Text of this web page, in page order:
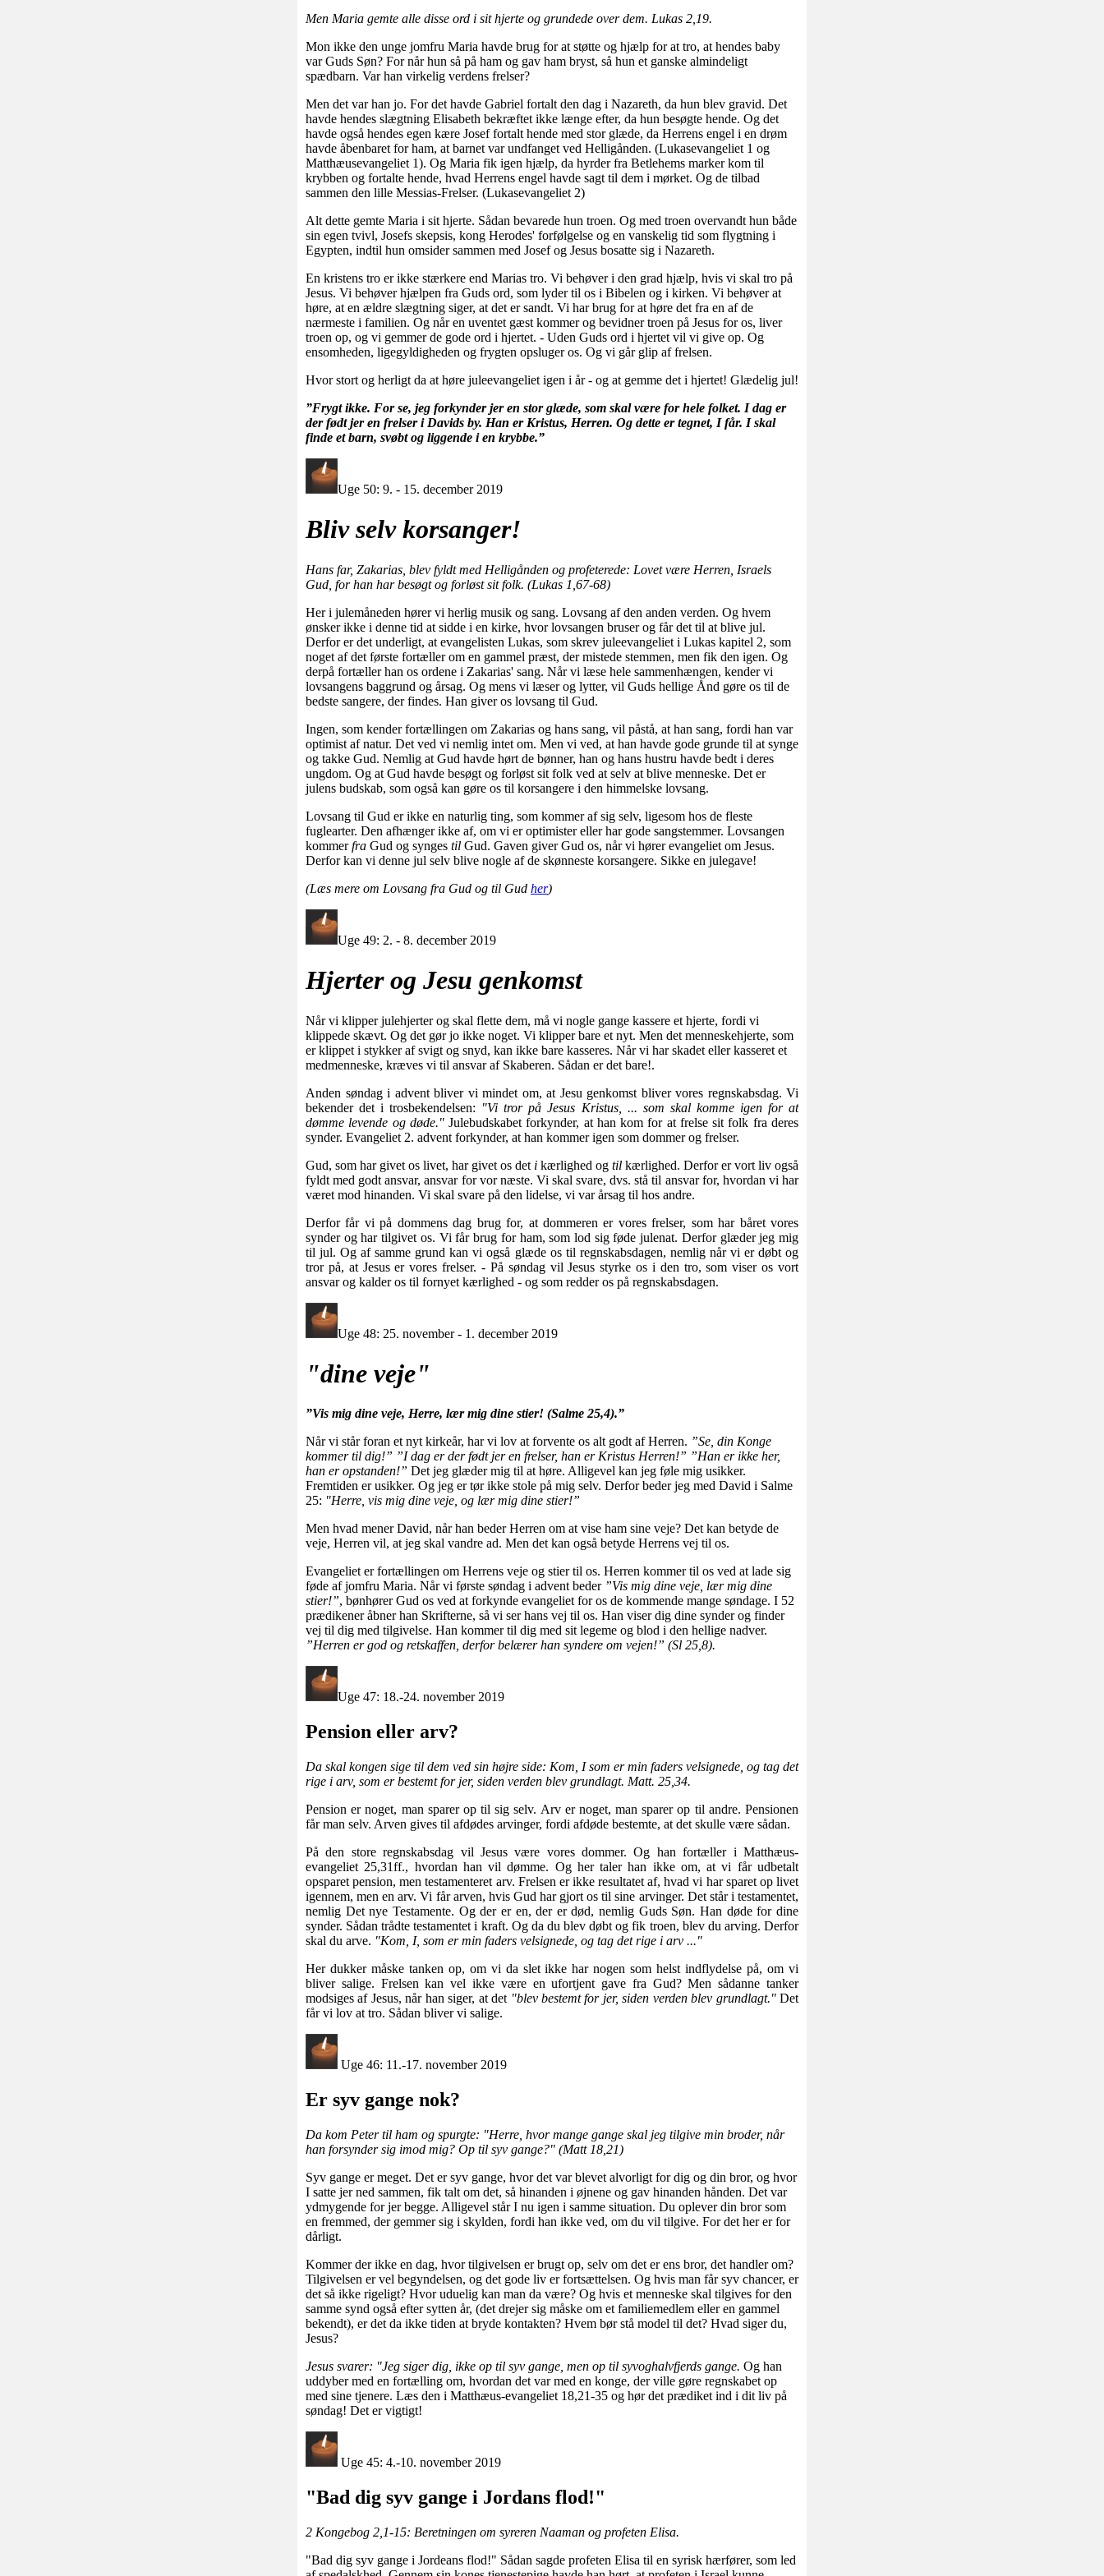
Men Maria gemte alle disse ord i sit hjerte og grundede over dem. Lukas 2,19.
Mon ikke den unge jomfru Maria havde brug for at støtte og hjælp for at tro, at hendes baby
var Guds Søn? For når hun så på ham og gav ham bryst, så hun et ganske almindeligt
spædbarn. Var han virkelig verdens frelser?
Men det var han jo. For det havde Gabriel fortalt den dag i Nazareth, da hun blev gravid. Det
havde hendes slægtning Elisabeth bekræftet ikke længe efter, da hun besøgte hende. Og det
havde også hendes egen kære Josef fortalt hende med stor glæde, da Herrens engel i en drøm
havde åbenbaret for ham, at barnet var undfanget ved Helligånden. (Lukasevangeliet 1 og
Matthæusevangeliet 1). Og Maria fik igen hjælp, da hyrder fra Betlehems marker kom til
krybben og fortalte hende, hvad Herrens engel havde sagt til dem i mørket. Og de tilbad
sammen den lille Messias-Frelser. (Lukasevangeliet 2)
Alt dette gemte Maria i sit hjerte. Sådan bevarede hun troen. Og med troen overvandt hun både
sin egen tvivl, Josefs skepsis, kong Herodes' forfølgelse og en vanskelig tid som flygtning i
Egypten, indtil hun omsider sammen med Josef og Jesus bosatte sig i Nazareth.
En kristens tro er ikke stærkere end Marias tro. Vi behøver i den grad hjælp, hvis vi skal tro på
Jesus. Vi behøver hjælpen fra Guds ord, som lyder til os i Bibelen og i kirken. Vi behøver at
høre, at en ældre slægtning siger, at det er sandt. Vi har brug for at høre det fra en af de
nærmeste i familien. Og når en uventet gæst kommer og bevidner troen på Jesus for os, liver
troen op, og vi gemmer de gode ord i hjertet. - Uden Guds ord i hjertet vil vi give op. Og
ensomheden, ligegyldigheden og frygten opsluger os. Og vi går glip af frelsen.
Hvor stort og herligt da at høre juleevangeliet igen i år - og at gemme det i hjertet! Glædelig jul!
”Frygt ikke. For se, jeg forkynder jer en stor glæde, som skal være for hele folket. I dag er
der født jer en frelser i Davids by. Han er Kristus, Herren. Og dette er tegnet, I får. I skal
finde et barn, svøbt og liggende i en krybbe.”
Uge 50: 9. - 15. december 2019
Bliv selv korsanger!
Hans far, Zakarias, blev fyldt med Helligånden og profeterede: Lovet være Herren, Israels
Gud, for han har besøgt og forløst sit folk. (Lukas 1,67-68)
Her i julemåneden hører vi herlig musik og sang. Lovsang af den anden verden. Og hvem
ønsker ikke i denne tid at sidde i en kirke, hvor lovsangen bruser og får det til at blive jul.
Derfor er det underligt, at evangelisten Lukas, som skrev juleevangeliet i Lukas kapitel 2, som
noget af det første fortæller om en gammel præst, der mistede stemmen, men fik den igen. Og
derpå fortæller han os ordene i Zakarias' sang. Når vi læse hele sammenhængen, kender vi
lovsangens baggrund og årsag. Og mens vi læser og lytter, vil Guds hellige Ånd gøre os til de
bedste sangere, der findes. Han giver os lovsang til Gud.
Ingen, som kender fortællingen om Zakarias og hans sang, vil påstå, at han sang, fordi han var
optimist af natur. Det ved vi nemlig intet om. Men vi ved, at han havde gode grunde til at synge
og takke Gud. Nemlig at Gud havde hørt de bønner, han og hans hustru havde bedt i deres
ungdom. Og at Gud havde besøgt og forløst sit folk ved at selv at blive menneske. Det er
julens budskab, som også kan gøre os til korsangere i den himmelske lovsang.
Lovsang til Gud er ikke en naturlig ting, som kommer af sig selv, ligesom hos de fleste
fuglearter. Den afhænger ikke af, om vi er optimister eller har gode sangstemmer. Lovsangen
kommerfra Gud og synges til Gud. Gaven giver Gud os, når vi hører evangeliet om Jesus.
Derfor kan vi denne jul selv blive nogle af de skønneste korsangere. Sikke en julegave!
(Læs mere om Lovsang fra Gud og til Gud her)
Uge 49: 2. - 8. december 2019
Hjerter og Jesu genkomst
Når vi klipper julehjerter og skal flette dem, må vi nogle gange kassere et hjerte, fordi vi
klippede skævt. Og det gør jo ikke noget. Vi klipper bare et nyt. Men det menneskehjerte, som
er klippet i stykker af svigt og snyd, kan ikke bare kasseres. Når vi har skadet eller kasseret et
medmenneske, kræves vi til ansvar af Skaberen. Sådan er det bare!.
Anden søndag i advent bliver vi mindet om, at Jesu genkomst bliver vores regnskabsdag. Vi
bekender det i trosbekendelsen: "Vi tror på Jesus Kristus, ... som skal komme igen for at
dømme levende og døde."Julebudskabet forkynder, at han kom for at frelse sit folk fra deres
synder. Evangeliet 2. advent forkynder, at han kommer igen som dommer og frelser.
Gud, som har givet os livet, har givet os det i kærlighed og til kærlighed. Derfor er vort liv også
fyldt med godt ansvar, ansvar for vor næste. Vi skal svare, dvs. stå til ansvar for, hvordan vi har
været mod hinanden. Vi skal svare på den lidelse, vi var årsag til hos andre.
Derfor får vi på dommens dag brug for, at dommeren er vores frelser, som har båret vores
synder og har tilgivet os. Vi får brug for ham, som lod sig føde julenat. Derfor glæder jeg mig
til jul. Og af samme grund kan vi også glæde os til regnskabsdagen, nemlig når vi er døbt og
tror på, at Jesus er vores frelser. - På søndag vil Jesus styrke os i den tro, som viser os vort
ansvar og kalder os til fornyet kærlighed - og som redder os på regnskabsdagen.
Uge 48: 25. november - 1. december 2019
"dine veje"
”Vis mig dine veje, Herre, lær mig dine stier! (Salme 25,4).”
Når vi står foran et nyt kirkeår, har vi lov at forvente os alt godt af Herren. ”Se, din Konge
kommer til dig!” ”I dag er der født jer en frelser, han er Kristus Herren!” ”Han er ikke her,
han er opstanden!” Det jeg glæder mig til at høre. Alligevel kan jeg føle mig usikker.
Fremtiden er usikker. Og jeg er tør ikke stole på mig selv. Derfor beder jeg med David i Salme
25: "Herre, vis mig dine veje, og lær mig dine stier!”
Men hvad mener David, når han beder Herren om at vise ham sine veje? Det kan betyde de
veje, Herren vil, at jeg skal vandre ad. Men det kan også betyde Herrens vej til os.
Evangeliet er fortællingen om Herrens veje og stier til os. Herren kommer til os ved at lade sig
føde af jomfru Maria. Når vi første søndag i advent beder”Vis mig dine veje, lær mig dine
stier!”, bønhører Gud os ved at forkynde evangeliet for os de kommende mange søndage. I 52
prædikener åbner han Skrifterne, så vi ser hans vej til os. Han viser dig dine synder og finder
vej til dig med tilgivelse. Han kommer til dig med sit legeme og blod i den hellige nadver.
”Herren er god og retskaffen, derfor belærer han syndere om vejen!” (Sl 25,8).
Uge 47: 18.-24. november 2019
Pension eller arv?
Da skal kongen sige til dem ved sin højre side: Kom, I som er min faders velsignede, og tag det
rige i arv, som er bestemt for jer, siden verden blev grundlagt. Matt. 25,34.
Pension er noget, man sparer op til sig selv. Arv er noget, man sparer op til andre. Pensionen
får man selv. Arven gives til afdødes arvinger, fordi afdøde bestemte, at det skulle være sådan.
På den store regnskabsdag vil Jesus være vores dommer. Og han fortæller i Matthæus-
evangeliet 25,31ff., hvordan han vil dømme. Og her taler han ikke om, at vi får udbetalt
opsparet pension, men testamenteret arv. Frelsen er ikke resultatet af, hvad vi har sparet op livet
igennem, men en arv. Vi får arven, hvis Gud har gjort os til sine arvinger. Det står i testamentet,
nemlig Det nye Testamente. Og der er en, der er død, nemlig Guds Søn. Han døde for dine
synder. Sådan trådte testamentet i kraft. Og da du blev døbt og fik troen, blev du arving. Derfor
skal du arve. "Kom, I, som er min faders velsignede, og tag det rige i arv ..."
Her dukker måske tanken op, om vi da slet ikke har nogen som helst indflydelse på, om vi
bliver salige. Frelsen kan vel ikke være en ufortjent gave fra Gud? Men sådanne tanker
modsiges af Jesus, når han siger, at det "blev bestemt for jer, siden verden blev grundlagt." Det
får vi lov at tro. Sådan bliver vi salige.
Uge 46: 11.-17. november 2019
Er syv gange nok?
Da kom Peter til ham og spurgte: "Herre, hvor mange gange skal jeg tilgive min broder, når
han forsynder sig imod mig? Op til syv gange?" (Matt 18,21)
Syv gange er meget. Det er syv gange, hvor det var blevet alvorligt for dig og din bror, og hvor
I satte jer ned sammen, fik talt om det, så hinanden i øjnene og gav hinanden hånden. Det var
ydmygende for jer begge. Alligevel står I nu igen i samme situation. Du oplever din bror som
en fremmed, der gemmer sig i skylden, fordi han ikke ved, om du vil tilgive. For det her er for
dårligt.
Kommer der ikke en dag, hvor tilgivelsen er brugt op, selv om det er ens bror, det handler om?
Tilgivelsen er vel begyndelsen, og det gode liv er fortsættelsen. Og hvis man får syv chancer, er
det så ikke rigeligt? Hvor uduelig kan man da være? Og hvis et menneske skal tilgives for den
samme synd også efter sytten år, (det drejer sig måske om et familiemedlem eller en gammel
bekendt), er det da ikke tiden at bryde kontakten? Hvem bør stå model til det? Hvad siger du,
Jesus?
Jesus svarer: "Jeg siger dig, ikke op til syv gange, men op til syvoghalvfjerds gange. Og han
uddyber med en fortælling om, hvordan det var med en konge, der ville gøre regnskabet op
med sine tjenere. Læs den i Matthæus-evangeliet 18,21-35 og hør det prædiket ind i dit liv på
søndag! Det er vigtigt!
Uge 45: 4.-10. november 2019
"Bad dig syv gange i Jordans flod!"
2 Kongebog 2,1-15: Beretningen om syreren Naaman og profeten Elisa.
"Bad dig syv gange i Jordeans flod!" Sådan sagde profeten Elisa til en syrisk hærfører, som led